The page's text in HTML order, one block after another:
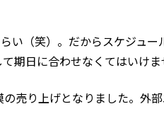
い（笑）。だからスケジュ
期日に合わせなくてはいけま
売り上げとなりました。外